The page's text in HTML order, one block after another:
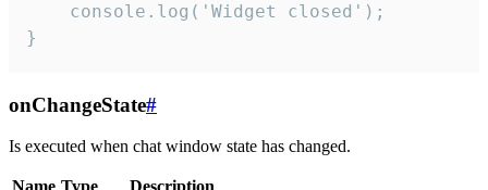
    console.log('Widget closed');
}
onChangeState#
Is executed when chat window state has changed.